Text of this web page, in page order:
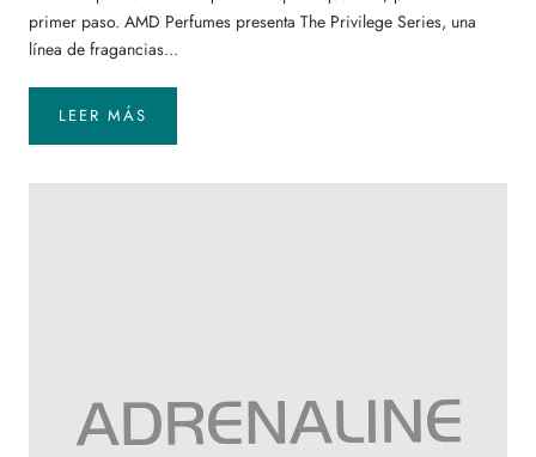
primer paso. AMD Perfumes presenta The Privilege Series, una
línea de fragancias...
LEER MÁS